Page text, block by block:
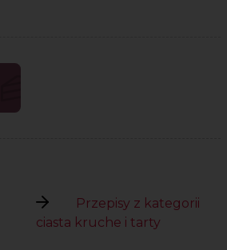
Przepisy z kategorii
ciasta kruche i tarty